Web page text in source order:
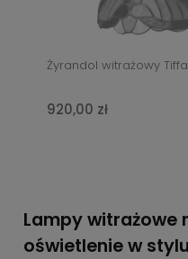
Żyrandol witrażowy
920,00 zł
Lampy witrażowe
oświetlenie w